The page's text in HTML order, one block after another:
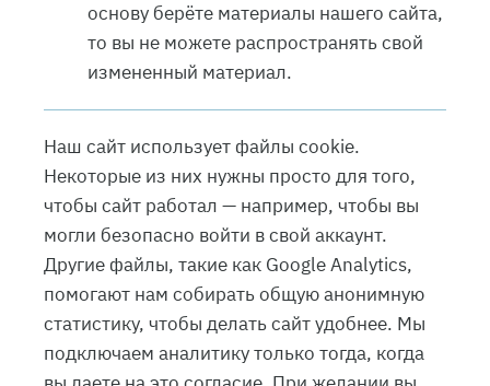
основу берёте материалы нашего сайта,
то вы не можете распространять свой
измененный материал.
Наш сайт использует файлы cookie.
Некоторые из них нужны просто для того,
чтобы сайт работал — например, чтобы вы
могли безопасно войти в свой аккаунт.
Другие файлы, такие как Google Analytics,
помогают нам собирать общую анонимную
статистику, чтобы делать сайт удобнее. Мы
подключаем аналитику только тогда, когда